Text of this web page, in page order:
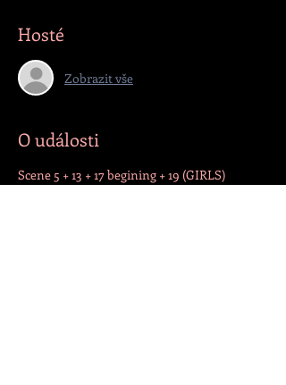
Hosté
Zobrazit vše
O události
Scene 5 + 13 + 17 begining + 19 (GIRLS)